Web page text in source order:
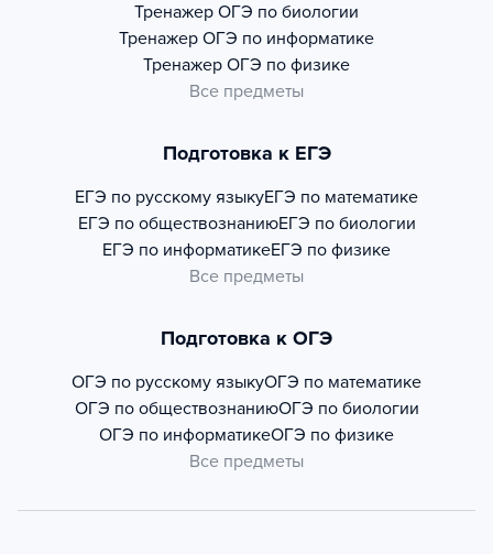
Тренажер ОГЭ по биологии
Тренажер ОГЭ по информатике
Тренажер ОГЭ по физике
Все предметы
Подготовка к ЕГЭ
ЕГЭ по русскому языкуЕГЭ по математике
ЕГЭ по обществознаниюЕГЭ по биологии
ЕГЭ по информатикеЕГЭ по физике
Все предметы
Подготовка к ОГЭ
ОГЭ по русскому языкуОГЭ по математике
ОГЭ по обществознаниюОГЭ по биологии
ОГЭ по информатикеОГЭ по физике
Все предметы